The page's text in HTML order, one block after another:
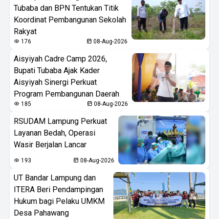
Tubaba dan BPN Tentukan Titik
Koordinat Pembangunan Sekolah
Rakyat
176 08-Aug-2026
Aisyiyah Cadre Camp 2026,
Bupati Tubaba Ajak Kader
Aisyiyah Sinergi Perkuat
Program Pembangunan Daerah
185 08-Aug-2026
RSUDAM Lampung Perkuat
Layanan Bedah, Operasi
Wasir Berjalan Lancar
193 08-Aug-2026
UT Bandar Lampung dan
ITERA Beri Pendampingan
Hukum bagi Pelaku UMKM
Desa Pahawang